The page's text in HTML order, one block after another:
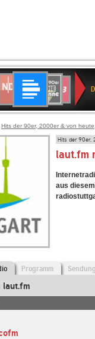
Deutschlandfunk
80er
90er
OLDIE
ANTENNE
SWR3
2
Hits der 90er, 2000er & von heute
Hits der 90er,
laut.fm
aus
Programm
laut.fm